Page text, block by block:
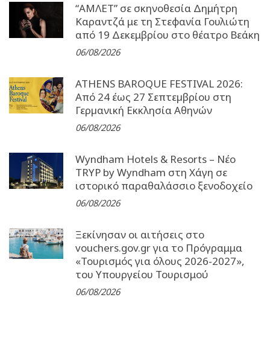
“ΑΜΛΕΤ” σε σκηνοθεσία Δημήτρη
Καραντζά με τη Στεφανία Γουλιώτη
από 19 Δεκεμβρίου στο θέατρο Βεάκη
06/08/2026
ATHENS BAROQUE FESTIVAL 2026:
Από 24 έως 27 Σεπτεµβρίου στη
Γερµανική Εκκλησία Αθηνών
06/08/2026
Wyndham Hotels & Resorts – Νέο
TRYP by Wyndham στη Χάγη σε
ιστορικό παραθαλάσσιο ξενοδοχείο
06/08/2026
Ξεκίνησαν οι αιτήσεις στο
vouchers.gov.gr για το Πρόγραμμα
«Τουρισμός για όλους 2026-2027»,
του Υπουργείου Τουρισμού
06/08/2026